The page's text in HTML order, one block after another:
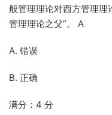
般管理理论对西方管理理
管理理论之父”。 A
A. 错误
B. 正确
满分：4 分